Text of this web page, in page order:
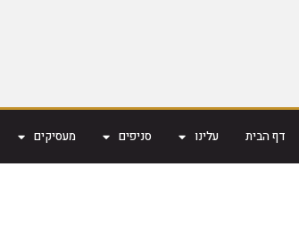
דף הבית עלינו סניפים מעסיקים